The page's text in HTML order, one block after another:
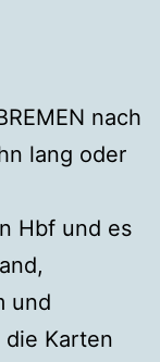
nach
lang oder
Hbf und es
und
die Karten